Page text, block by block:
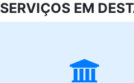
SERVIÇOS EM